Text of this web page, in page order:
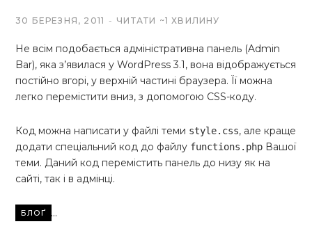
30 БЕРЕЗНЯ, 2011 ЧИТАТИ ~1 ХВИЛИНУ
Не всім подобається адміністративна панель (Admin
Bar), яка з’явилася у WordPress 3.1, вона відображується
постійно вгорі, у верхній частині браузера. Її можна
легко перемістити вниз, з допомогою CSS-коду.
Код можна написати у файлі теми style.css, але краще
додати спеціальний код до файлу functions.php Вашої
теми. Даний код перемістить панель до низу як на
сайті, так і в адмінці.
Читати...
БЛОҐ